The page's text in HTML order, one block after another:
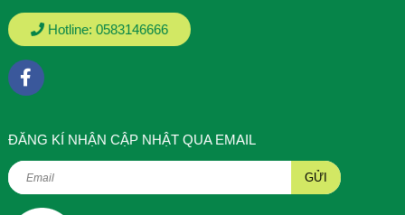
Hotline: 0583146666
ÐĂNG KÍ NHẬN CẬP NHẬT QUA EMAIL
GỬI